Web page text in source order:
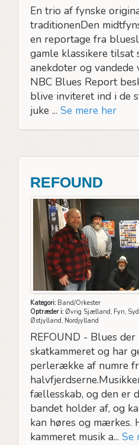
En trio af fynske
traditionenDen
en reportage fra
gamle klassikere tilsat
anekdoter og vandede
NBC Blues Report
blive inviteret ind i de
juke ... Se mere her
REFOUND
Kategori:Band/Orkester
Optræder i:Øvrig Sjælland, Fyn,
Østjylland, Nordjylland
REFOUND - Blues
skatkammeret og har
perlerække af numre
fællesskab, og den er
bandet holder af, og
kan høres og mærkes.
kammeret musik a... Se